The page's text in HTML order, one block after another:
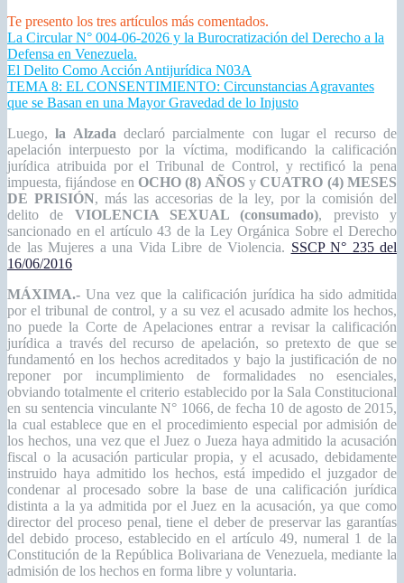
Te presento los tres artículos más comentados.
La Circular N° 004-06-2026 y la Burocratización del Derecho a la
Defensa en Venezuela.
El Delito Como Acción Antijurídica N03A
TEMA 8: EL CONSENTIMIENTO: Circunstancias Agravantes
que se Basan en una Mayor Gravedad de lo Injusto
Luego, la Alzada declaró parcialmente con lugar el recurso de
apelación interpuesto por la víctima, modificando la calificación
jurídica atribuida por el Tribunal de Control, y rectificó la pena
impuesta, fijándose en OCHO (8) AÑOS y CUATRO (4) MESES
DE PRISIÓN, más las accesorias de la ley, por la comisión del
delito de VIOLENCIA SEXUAL (consumado), previsto y
sancionado en el artículo 43 de la Ley Orgánica Sobre el Derecho
de las Mujeres a una Vida Libre de Violencia. SSCP N° 235 del
16/06/2016
MÁXIMA.- Una vez que la calificación jurídica ha sido admitida
por el tribunal de control, y a su vez el acusado admite los hechos,
no puede la Corte de Apelaciones entrar a revisar la calificación
jurídica a través del recurso de apelación, so pretexto de que se
fundamentó en los hechos acreditados y bajo la justificación de no
reponer por incumplimiento de formalidades no esenciales,
obviando totalmente el criterio establecido por la Sala Constitucional
en su sentencia vinculante N° 1066, de fecha 10 de agosto de 2015,
la cual establece que en el procedimiento especial por admisión de
los hechos, una vez que el Juez o Jueza haya admitido la acusación
fiscal o la acusación particular propia, y el acusado, debidamente
instruido haya admitido los hechos, está impedido el juzgador de
condenar al procesado sobre la base de una calificación jurídica
distinta a la ya admitida por el Juez en la acusación, ya que como
director del proceso penal, tiene el deber de preservar las garantías
del debido proceso, establecido en el artículo 49, numeral 1 de la
Constitución de la República Bolivariana de Venezuela, mediante la
admisión de los hechos en forma libre y voluntaria.